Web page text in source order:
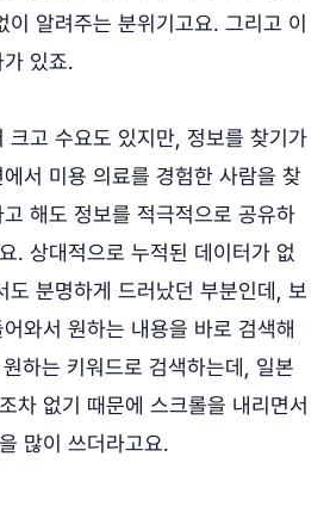
알려주는 분위기고요. 그리고 이
있죠.
크고 수요도 있지만, 정보를 찾기가
서 미용 의료를 경험한 사람을 찾
해도 정보를 적극적으로 공유하
. 상대적으로 누적된 데이터가 없
도 분명하게 드러났던 부분인데, 보
와서 원하는 내용을 바로 검색해
하는 키워드로 검색하는데, 일본
차 없기 때문에 스크롤을 내리면서
많이 쓰더라고요.